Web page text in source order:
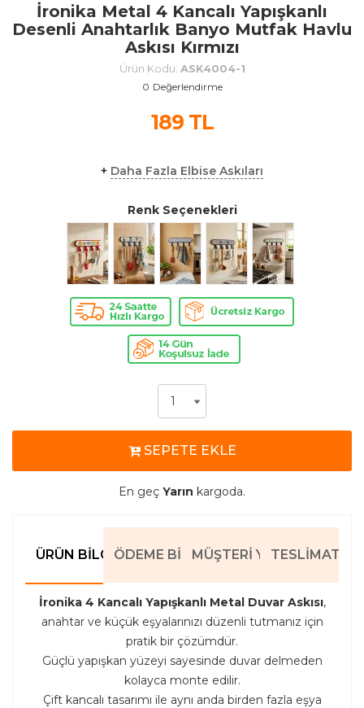
İronika Metal 4 Kancalı Yapışkanlı
Desenli Anahtarlık Banyo Mutfak Havlu
Askısı Kırmızı
Ürün Kodu: ASK4004-1
0 Değerlendirme
189TL
+ Daha Fazla Elbise Askıları
Renk Seçenekleri
SEPETE EKLE
En geç Yarın kargoda.
ÜRÜN BILGILERIÖDEME BILGILERIMÜŞTERI YORUMLARI
TESLIMAT
İronika 4 Kancalı Yapışkanlı Metal Duvar Askısı,
anahtar ve küçük eşyalarınızı düzenli tutmanız için
pratik bir çözümdür.
Güçlü yapışkan yüzeyi sayesinde duvar delmeden
kolayca monte edilir.
Çift kancalı tasarımı ile aynı anda birden fazla eşya